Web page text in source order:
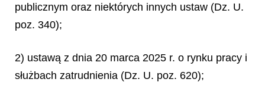
publicznym oraz niektórych innych ustaw (Dz. U.
poz. 340);
2) ustawą z dnia 20 marca 2025 r. o rynku pracy i
służbach zatrudnienia (Dz. U. poz. 620);